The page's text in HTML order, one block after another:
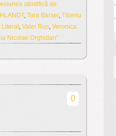
stiintificã de
, Tara Barsei, Tiberiu
Literat, Valer Rus, Veronica
Nicolae Orghidan”
0